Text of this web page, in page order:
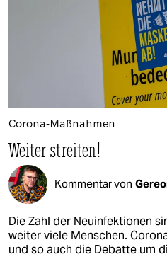
Corona-Maßnahmen
Weiter streiten!
Kommentar von
Die Zahl der Neuinfektionen
weiter viele Menschen.
und so auch die Debatte um